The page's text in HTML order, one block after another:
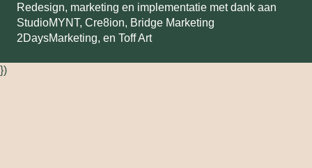
Redesign, marketing en implementatie met dank aan
StudioMYNT, Cre8ion, Bridge Marketing
2DaysMarketing, en Toff Art
})